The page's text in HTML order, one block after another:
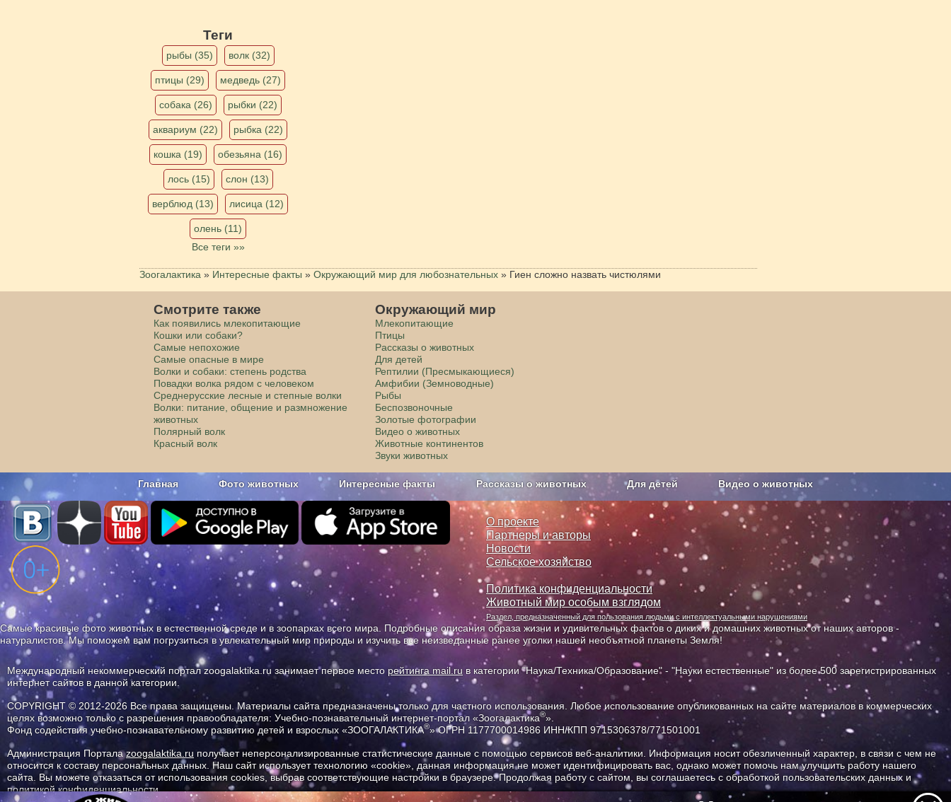
Теги
рыбы (35) волк (32)
птицы (29) медведь (27)
собака (26) рыбки (22)
аквариум (22) рыбка (22)
кошка (19) обезьяна (16)
лось (15) слон (13)
верблюд (13) лисица (12)
олень (11)
Все теги »»
Зоогалактика » Интересные факты » Окружающий мир для любознательных » Гиен сложно назвать чистюлями
Смотрите также
Как появились млекопитающие
Кошки или собаки?
Самые непохожие
Самые опасные в мире
Волки и собаки: степень родства
Повадки волка рядом с человеком
Среднерусские лесные и степные волки
Волки: питание, общение и размножение
животных
Полярный волк
Красный волк
Окружающий мир
Млекопитающие
Птицы
Рассказы о животных
Для детей
Рептилии (Пресмыкающиеся)
Амфибии (Земноводные)
Рыбы
Беспозвоночные
Золотые фотографии
Видео о животных
Животные континентов
Звуки животных
Главная Фото животных Интересные факты Рассказы о животных Для детей Видео о животных
Наши приложения. Бесплатно и без рекламы О проекте Сельское хозяйство
О проекте
Партнеры и авторы
Новости
Сельское хозяйство
Политика конфиденциальности
Животный мир особым взглядом
Раздел, предназначенный для пользования людьми с интеллектуальными нарушениями
Самые красивые фото животных в естественной среде и в зоопарках всего мира. Подробные описания образа жизни и удивительных фактов о диких и домашних животных от наших авторов -
натуралистов. Мы поможем вам погрузиться в увлекательный мир природы и изучить все неизведанные ранее уголки нашей необъятной планеты Земля!
Международный некоммерческий портал zoogalaktika.ru занимает первое место рейтинга mail.ru в категории "Наука/Техника/Образование" - "Науки естественные" из более 500 зарегистрированных
интернет сайтов в данной категории.
COPYRIGHT © 2012-2026 Все права защищены. Материалы сайта предназначены только для частного использования. Любое использование опубликованных на сайте материалов в коммерческих
целях возможно только с разрешения правообладателя: Учебно-познавательный интернет-портал «Зоогалактика®».
Фонд содействия учебно-познавательному развитию детей и взрослых «ЗООГАЛАКТИКА®» ОГРН 1177700014986 ИНН/КПП 9715306378/771501001
Администрация Порталаzoogalaktika.ru получает неперсонализированные статистические данные с помощью сервисов веб-аналитики. Информация носит обезличенный характер, в связи с чем не
относится к составу персональных данных. Наш сайт использует технологию «cookie», данная информация не может идентифицировать вас, однако может помочь нам улучшить работу нашего
сайта. Вы можете отказаться от использования cookies, выбрав соответствующие настройки в браузере. Продолжая работу с сайтом, вы соглашаетесь с обработкой пользовательских данных и
политикой конфиденциальности.